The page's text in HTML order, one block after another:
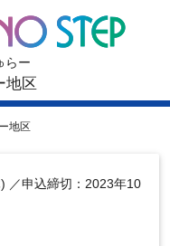
らー
地区
地区
／申込締切：2023年10